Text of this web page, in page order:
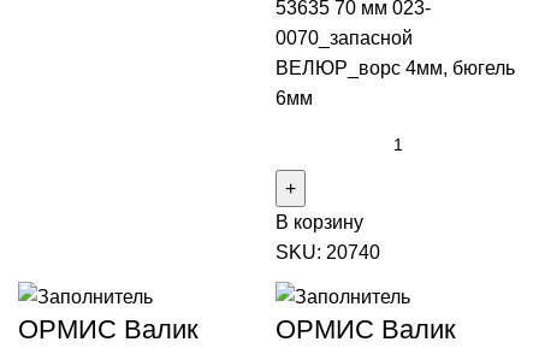
53635 70 мм 023-
0070_запасной
ВЕЛЮР_ворс 4мм, бюгель
6мм
В корзину
SKU: 20740
ОРМИС Валик
ОРМИС Валик